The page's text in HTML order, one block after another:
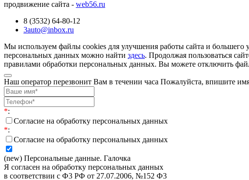
продвижение сайта - web56.ru
8 (3532) 64-80-12
3auto@inbox.ru
Мы используем файлы cookies для улучшения работы сайта и большего
персональных данных можно найти здесь. Продолжая пользоваться
правилами обработки персональных данных. Вы можете отключить
Наш оператор перезвонит Вам в течении часа Пожалуйста, впишите
*:
Согласие на обработку персональных данных
*:
Согласие на обработку персональных данных
(new) Персональные данные. Галочка
Я согласен на обработку персональных данных
в соответствии с Ф3 РФ от 27.07.2006, №152 Ф3